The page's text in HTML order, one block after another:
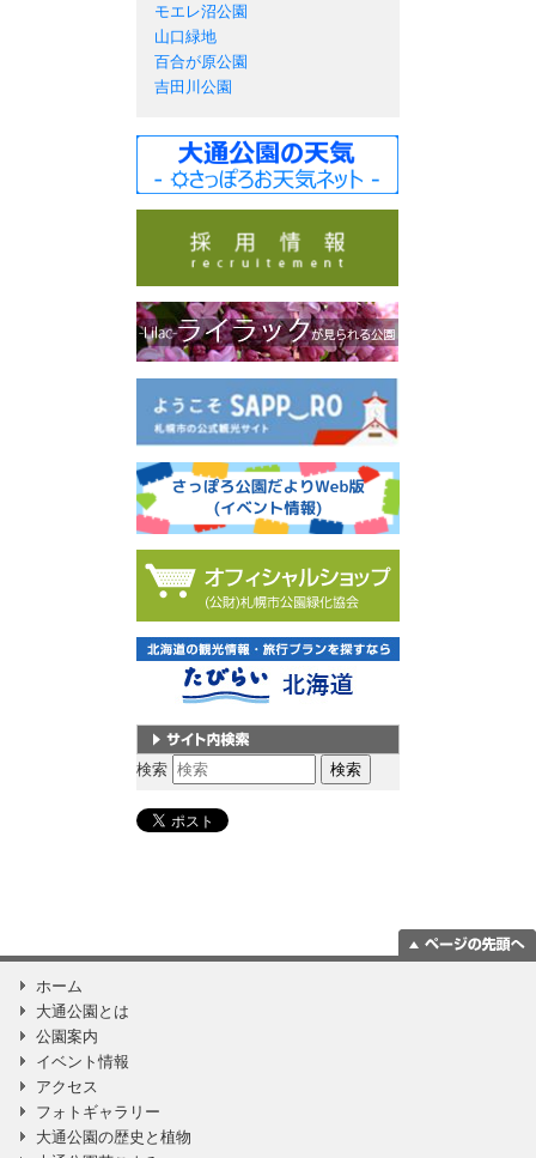
モエレ沼公園
山口緑地
百合が原公園
吉田川公園
サイト内検索
検索
ホーム
大通公園とは
公園案内
イベント情報
アクセス
フォトギャラリー
大通公園の歴史と植物